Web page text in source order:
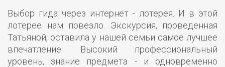
Выбор гида через интернет - лотерея. И в этой
лотерее нам повезло. Экскурсия, проведенная
Татьяной, оставила у нашей семьи самое лучшее
впечатление. Высокий профессиональный
уровень, знание предмета - и одновременно